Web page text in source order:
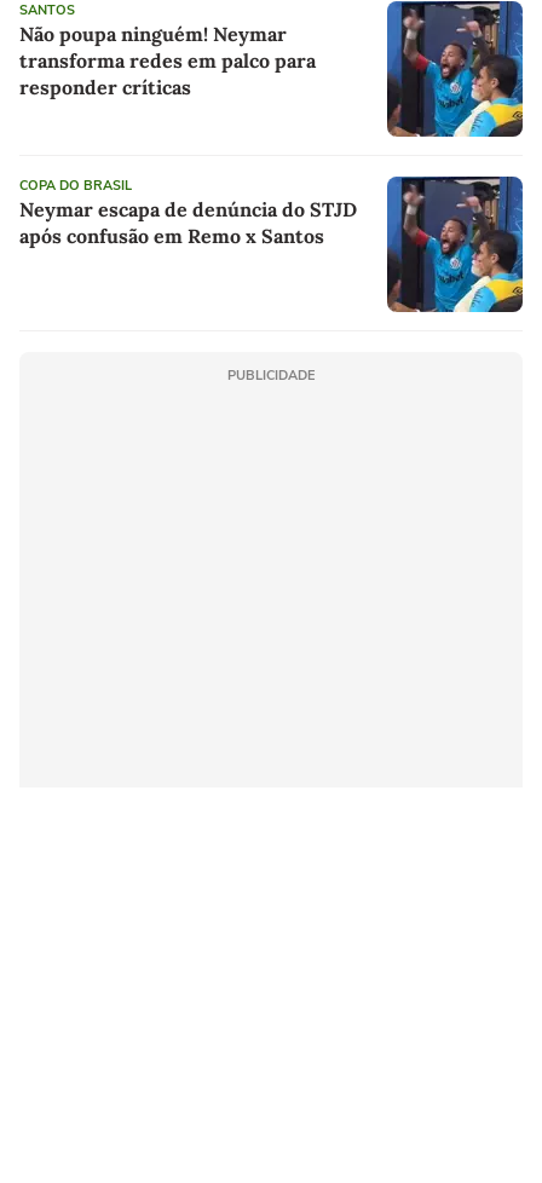
SANTOS
Não poupa ninguém! Neymar
transforma redes em palco para
responder críticas
COPA DO BRASIL
Neymar escapa de denúncia do STJD
após confusão em Remo x Santos
PUBLICIDADE